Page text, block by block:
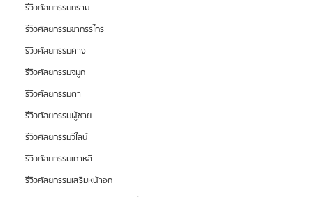
รีวิวศัลยกรรมกราม
รีวิวศัลยกรรมขากรรไกร
รีวิวศัลยกรรมคาง
รีวิวศัลยกรรมจมูก
รีวิวศัลยกรรมตา
รีวิวศัลยกรรมผู้ชาย
รีวิวศัลยกรรมวีไลน์
รีวิวศัลยกรรมเกาหลี
รีวิวศัลยกรรมเสริมหน้าอก